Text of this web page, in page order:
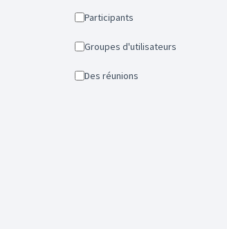
Participants
Groupes d'utilisateurs
Des réunions